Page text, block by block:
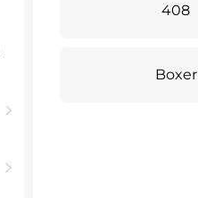
408
Boxer